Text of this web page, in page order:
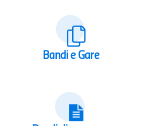
Bandi e Gare